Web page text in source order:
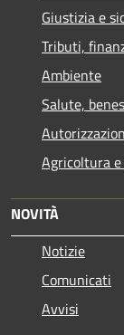
Giustizia e
Tributi,
Ambiente
Salute,
Agricoltura e
NOVITÀ
Notizie
Comunicati
Avvisi